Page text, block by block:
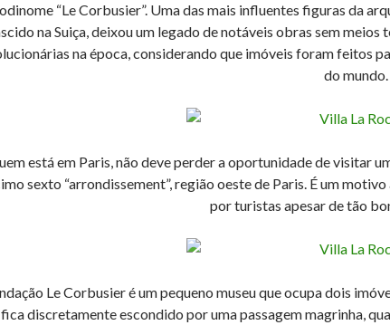
“Le Corbusier”. Uma das mais influentes figuras da
na Suiça, deixou um legado de notáveis obras sem meios
na época, considerando que imóveis foram feitos
do mundo.
está em Paris, não deve perder a oportunidade de visitar
sexto “arrondissement”, região oeste de Paris. É um
por turistas apesar de tão
Le Corbusier é um pequeno museu que ocupa dois
fica discretamente escondido por uma passagem magrinha,